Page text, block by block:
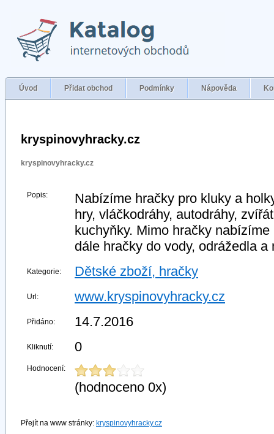
Úvod Přidat obchod Podmínky Nápověda
kryspinovyhracky.cz
kryspinovyhracky.cz
Popis:
Nabízíme hračky pro kluky a
hry, vláčkodráhy, autodráhy,
kuchyňky. Mimo hračky
dále hračky do vody, odrážedla
Kategorie: Dětské zboží, hračky
Url: www.kryspinovyhracky.cz
Přidáno: 14.7.2016
Kliknutí: 0
Hodnocení:
(hodnoceno 0x)
Přejít na www stránky: kryspinovyhracky.cz